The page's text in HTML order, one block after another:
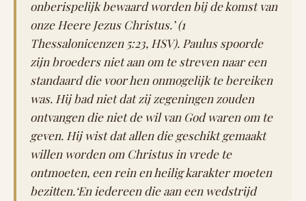
onberispelijk bewaard worden bij de komst van
onze Heere Jezus Christus.’ (1
Thessalonicenzen 5:23, HSV). Paulus spoorde
zijn broeders niet aan om te streven naar een
standaard die voor hen onmogelijk te bereiken
was. Hij bad niet dat zij zegeningen zouden
ontvangen die niet de wil van God waren om te
geven. Hij wist dat allen die geschikt gemaakt
willen worden om Christus in vrede te
ontmoeten, een rein en heilig karakter moeten
bezitten.‘En iedereen die aan een wedstrijd